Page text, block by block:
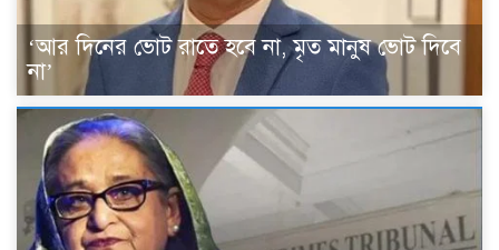
‘আর দিনের ভোট রাতে হবে না, মৃত মানুষ ভোট দিবে
না’